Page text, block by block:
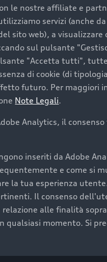
decisione che coniuga
inclusa e l’affidabilità
di
prima di
contenuto corrisponde
documentazione
e degli interni: una
trasmissione e
le nostre affiliate e
servizi (anche
sito web), a
sul pulsante
"Accetta tutti",
di cookie (di
futuro. Per maggiori
Note Legali.
Analytics, il
inseriti da Adobe
e come si
la tua esperienza
Il consenso
alle finalità
qualsiasi momento. Si